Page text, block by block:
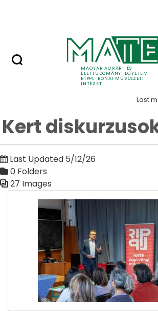
MAGYAR AGRÁR- ÉS
ÉLETTUDOMÁNYI EGYETEM
RIPPL-RÓNAI MŰVÉSZETI
INTÉZET
Kert Kert
Last
Kert
Last Updated 5/12/26
0 Folders
27 Images